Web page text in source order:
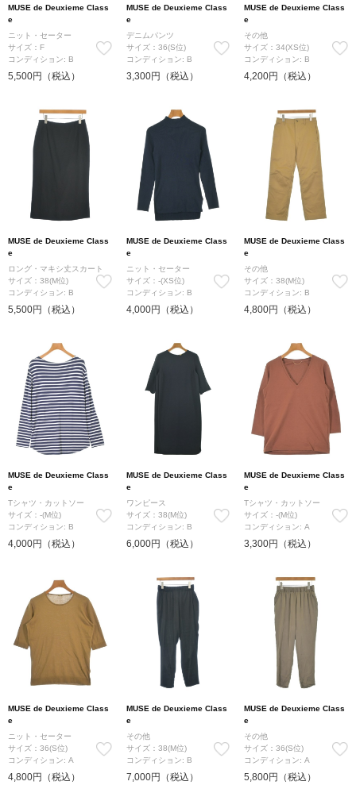
MUSE de Deuxieme Class
e
ニット・セーター
サイズ：F
コンディション: B
5,500円（税込）
MUSE de Deuxieme Class
e
デニムパンツ
サイズ：36(S位)
コンディション: B
3,300円（税込）
MUSE de Deuxieme Class
e
その他
サイズ：34(XS位)
コンディション: B
4,200円（税込）
MUSE de Deuxieme Class
e
ロング・マキシ丈スカート
サイズ：38(M位)
コンディション: B
5,500円（税込）
MUSE de Deuxieme Class
e
ニット・セーター
サイズ：-(XS位)
コンディション: B
4,000円（税込）
MUSE de Deuxieme Class
e
その他
サイズ：38(M位)
コンディション: B
4,800円（税込）
MUSE de Deuxieme Class
e
Tシャツ・カットソー
サイズ：-(M位)
コンディション: B
4,000円（税込）
MUSE de Deuxieme Class
e
ワンピース
サイズ：38(M位)
コンディション: B
6,000円（税込）
MUSE de Deuxieme Class
e
Tシャツ・カットソー
サイズ：-(M位)
コンディション: A
3,300円（税込）
MUSE de Deuxieme Class
e
ニット・セーター
サイズ：36(S位)
コンディション: A
4,800円（税込）
MUSE de Deuxieme Class
e
その他
サイズ：38(M位)
コンディション: B
7,000円（税込）
MUSE de Deuxieme Class
e
その他
サイズ：36(S位)
コンディション: A
5,800円（税込）